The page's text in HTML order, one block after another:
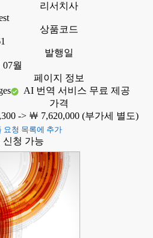
리서치사
상품코드
발행일
07월
페이지 정보
AI 번역 서비스 무료 제공
가격
-> ￦ 7,620,000 (부가세 별도)
요청 목록에 추가